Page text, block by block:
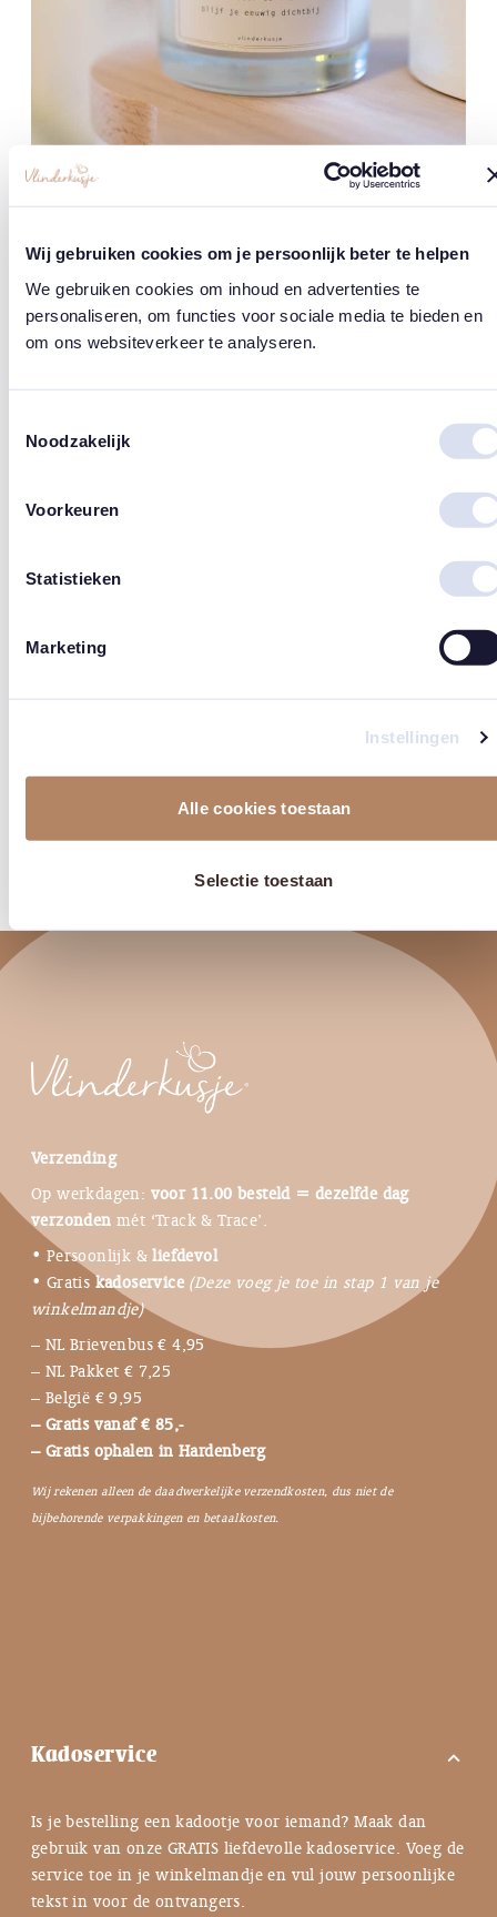
Wij gebruiken cookies om je persoonlijk beter te helpen
We gebruiken cookies om inhoud en advertenties te
personaliseren, om functies voor sociale media te bieden en
om ons websiteverkeer te analyseren.
Noodzakelijk
Voorkeuren
Statistieken
Marketing
Instellingen
Alle cookies toestaan
Selectie toestaan
‘Ik verweef je, en ik leef je…’
Wanneer er liefde is, zal iemand nooit
verdwijnen, ook niet na de dood. Verweven
in je dagen, levend in je hart. Voor altijd,
omdat liefde voor altijd is. Onze webshop is
geven. Om verdriet te verzorgen, en de
maken en ruimte maken voor de liefde die
troostshop, geeft woorden aan pijn en
gedichten in diverse producten van haar
Verzending
Op werkdagen: voor 11.00 besteld = dezelfde dag
verzonden mét ‘Track & Trace’.
• Persoonlijk &liefdevol
• Gratis kadoservice (Deze voeg je toe in stap 1 van je
winkelmandje)
– NL Brievenbus € 4,95
– NL Pakket € 7,25
– België € 9,95
– Gratis vanaf € 85,-
– Gratis ophalen in Hardenberg
Wij rekenen alleen de daadwerkelijke verzendkosten, dus niet de
bijbehorende verpakkingen en betaalkosten.
Kadoservice expand_more
Is je bestelling een kadootje voor iemand? Maak dan
gebruik van onze GRATIS liefdevolle kadoservice. Voeg de
service toe in je winkelmandje en vul jouw persoonlijke
tekst in voor de ontvangers.